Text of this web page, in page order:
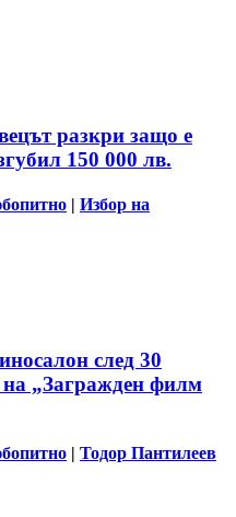
разкри защо е
150 000 лв.
| Избор на
след 30
„Загражден филм
| Тодор Пантилеев